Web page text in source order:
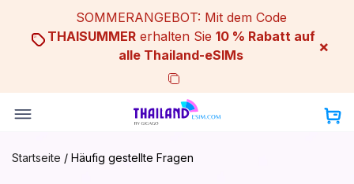
content
SOMMERANGEBOT: Mit dem Code
THAISUMMERerhalten Sie 10 % Rabatt auf
alle Thailand-eSIMs
×
Startseite / Häufig gestellte Fragen